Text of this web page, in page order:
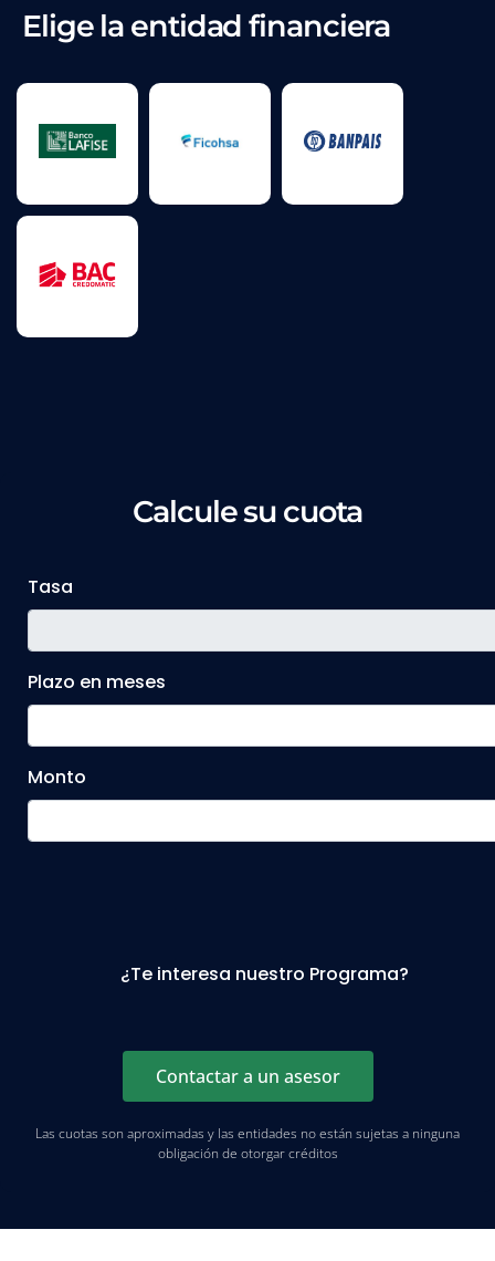
Elige la entidad financiera
Calcule su cuota
Tasa
Plazo en meses
Monto
¿Te interesa nuestro Programa?
Contactar a un asesor
Las cuotas son aproximadas y las entidades no están sujetas a ninguna
obligación de otorgar créditos